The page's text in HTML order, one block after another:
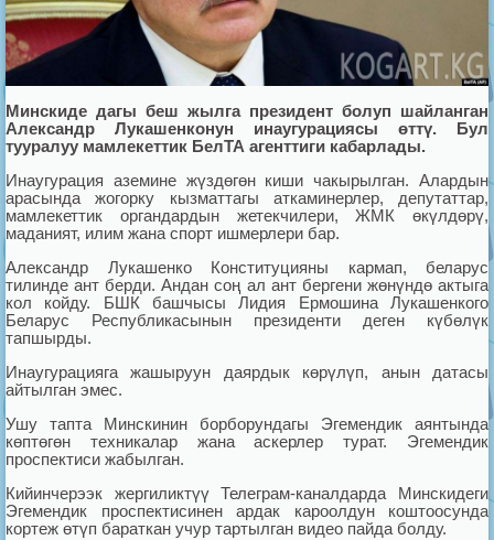
Минскиде дагы беш жылга президент болуп шайланган
Александр Лукашенконун инаугурациясы өттү. Бул
тууралуу мамлекеттик БелТА агенттиги кабарлады.
Инаугурация аземине жүздөгөн киши чакырылган. Алардын
арасында жогорку кызматтагы аткаминерлер, депутаттар,
мамлекеттик органдардын жетекчилери, ЖМК өкүлдөрү,
маданият, илим жана спорт ишмерлери бар.
Александр Лукашенко Конституцияны кармап, беларус
тилинде ант берди. Андан соң ал ант бергени жөнүндө актыга
кол койду. БШК башчысы Лидия Ермошина Лукашенкого
Беларус Республикасынын президенти деген күбөлүк
тапшырды.
Инаугурацияга жашыруун даярдык көрүлүп, анын датасы
айтылган эмес.
Ушу тапта Минскинин борборундагы Эгемендик аянтында
көптөгөн техникалар жана аскерлер турат. Эгемендик
проспектиси жабылган.
Кийинчерээк жергиликтүү Телеграм-каналдарда Минскидеги
Эгемендик проспектисинен ардак кароолдун коштоосунда
кортеж өтүп бараткан учур тартылган видео пайда болду.